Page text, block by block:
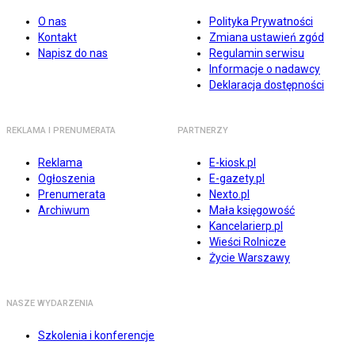
O nas
Kontakt
Napisz do nas
Polityka Prywatności
Zmiana ustawień zgód
Regulamin serwisu
Informacje o nadawcy
Deklaracja dostępności
REKLAMA I PRENUMERATA
Reklama
Ogłoszenia
Prenumerata
Archiwum
PARTNERZY
E-kiosk.pl
E-gazety.pl
Nexto.pl
Mała księgowość
Kancelarierp.pl
Wieści Rolnicze
Życie Warszawy
NASZE WYDARZENIA
Szkolenia i konferencje